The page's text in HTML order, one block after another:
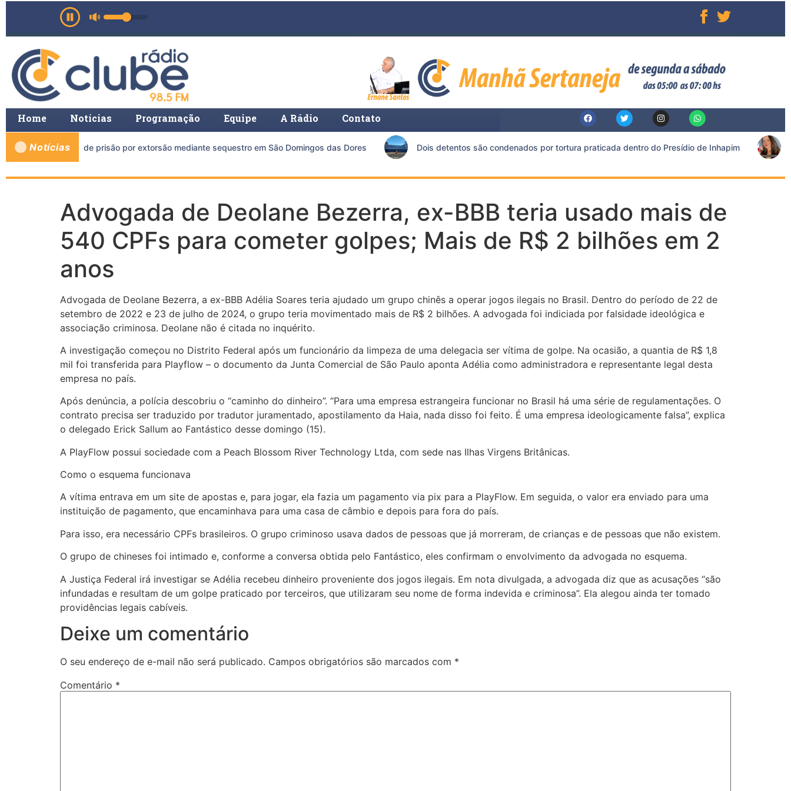
Home Notícias Programação Equipe A Rádio Contato
Notícias
mais de 11 anos de prisão por extorsão mediante sequestro em São Domingos das Dores Dois detentos são condenados por tortura praticada dentro do Presídio de Inhapim
Advogada de Deolane Bezerra, ex-BBB teria usado mais de
540 CPFs para cometer golpes; Mais de R$ 2 bilhões em 2
anos
Advogada de Deolane Bezerra, a ex-BBB Adélia Soares teria ajudado um grupo chinês a operar jogos ilegais no Brasil. Dentro do período de 22 de
setembro de 2022 e 23 de julho de 2024, o grupo teria movimentado mais de R$ 2 bilhões. A advogada foi indiciada por falsidade ideológica e
associação criminosa. Deolane não é citada no inquérito.
A investigação começou no Distrito Federal após um funcionário da limpeza de uma delegacia ser vítima de golpe. Na ocasião, a quantia de R$ 1,8
mil foi transferida para Playflow – o documento da Junta Comercial de São Paulo aponta Adélia como administradora e representante legal desta
empresa no país.
Após denúncia, a polícia descobriu o “caminho do dinheiro”. “Para uma empresa estrangeira funcionar no Brasil há uma série de regulamentações. O
contrato precisa ser traduzido por tradutor juramentado, apostilamento da Haia, nada disso foi feito. É uma empresa ideologicamente falsa”, explica
o delegado Erick Sallum ao Fantástico desse domingo (15).
A PlayFlow possui sociedade com a Peach Blossom River Technology Ltda, com sede nas Ilhas Virgens Britânicas.
Como o esquema funcionava
A vítima entrava em um site de apostas e, para jogar, ela fazia um pagamento via pix para a PlayFlow. Em seguida, o valor era enviado para uma
instituição de pagamento, que encaminhava para uma casa de câmbio e depois para fora do país.
Para isso, era necessário CPFs brasileiros. O grupo criminoso usava dados de pessoas que já morreram, de crianças e de pessoas que não existem.
O grupo de chineses foi intimado e, conforme a conversa obtida pelo Fantástico, eles confirmam o envolvimento da advogada no esquema.
A Justiça Federal irá investigar se Adélia recebeu dinheiro proveniente dos jogos ilegais. Em nota divulgada, a advogada diz que as acusações “são
infundadas e resultam de um golpe praticado por terceiros, que utilizaram seu nome de forma indevida e criminosa”. Ela alegou ainda ter tomado
providências legais cabíveis.
Deixe um comentário
O seu endereço de e-mail não será publicado. Campos obrigatórios são marcados com *
Comentário *